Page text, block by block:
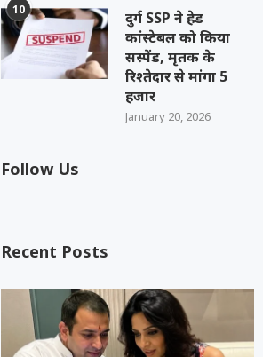
10
दुर्ग SSP ने हेड
कांस्टेबल को किया
सस्पेंड, मृतक के
रिश्तेदार से मांगा 5
हजार
January 20, 2026
Follow Us
Recent Posts